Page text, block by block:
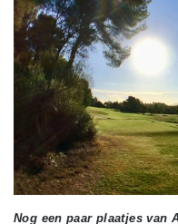
Nog een paar plaatjes van